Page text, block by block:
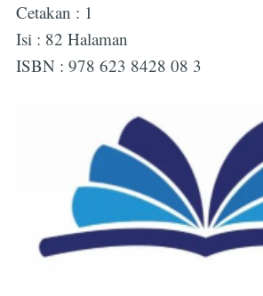
Cetakan : 1
Isi : 82 Halaman
ISBN : 978 623 8428 08 3